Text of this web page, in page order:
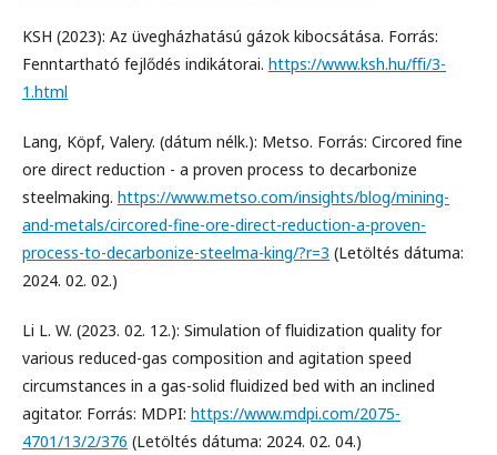
KSH (2023): Az üvegházhatású gázok kibocsátása. Forrás:
Fenntartható fejlődés indikátorai. https://www.ksh.hu/ﬃ/3-
1.html
Lang, Köpf, Valery. (dátum nélk.): Metso. Forrás: Circored ﬁne
ore direct reduction - a proven process to decarbonize
steelmaking. https://www.metso.com/insights/blog/mining-
and-metals/circored-fine-ore-direct-reduction-a-proven-
process-to-decarbonize-steelma-king/?r=3 (Letöltés dátuma:
2024. 02. 02.)
Li L. W. (2023. 02. 12.): Simulation of ﬂuidization quality for
various reduced-gas composition and agitation speed
circumstances in a gas-solid ﬂuidized bed with an inclined
agitator. Forrás: MDPI: https://www.mdpi.com/2075-
4701/13/2/376 (Letöltés dátuma: 2024. 02. 04.)